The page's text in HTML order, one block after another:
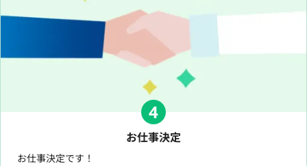
4
お仕事決定
お仕事決定です！